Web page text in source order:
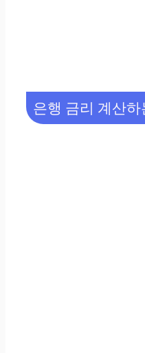
은행 금리 계산하